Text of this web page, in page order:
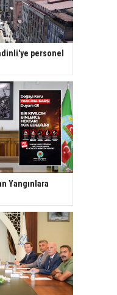
personel
Yangınlara